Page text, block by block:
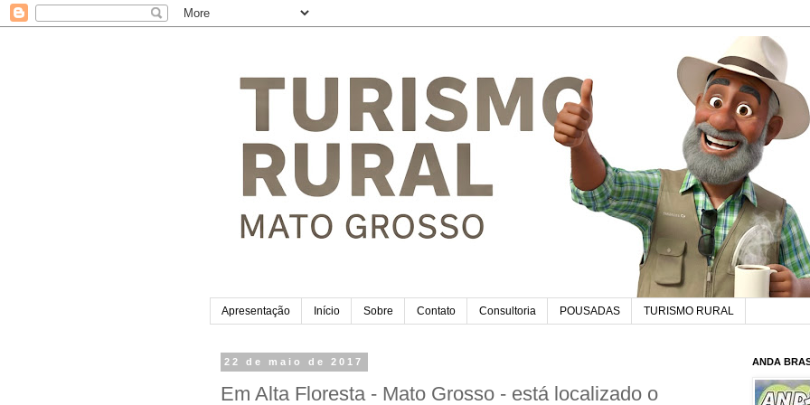
Apresentação Início Sobre Contato Consultoria POUSADAS TURISMO RURAL
22 de maio de 2017
Em Alta Floresta - Mato Grosso - está localizado o
ANDA